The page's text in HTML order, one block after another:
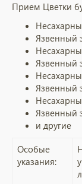
Прием Цветки
Язвенный
Язвенный
Язвенный
Язвенный
и другие
Особые
указания: